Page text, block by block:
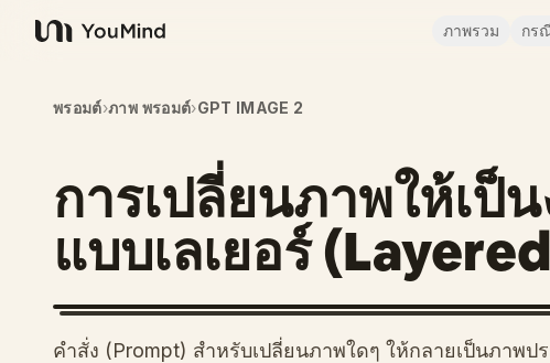
YouMind
ภาพรวม กร
พรอมต์›ภาพ พรอมต์›GPT IMAGE 2
การเปลี่ยนภาพให้เป็
แบบเลเยอร์
คำสั่ง (Prompt) สำหรับเปลี่ยนภาพใดๆ ให้กลายเป็นภาพป